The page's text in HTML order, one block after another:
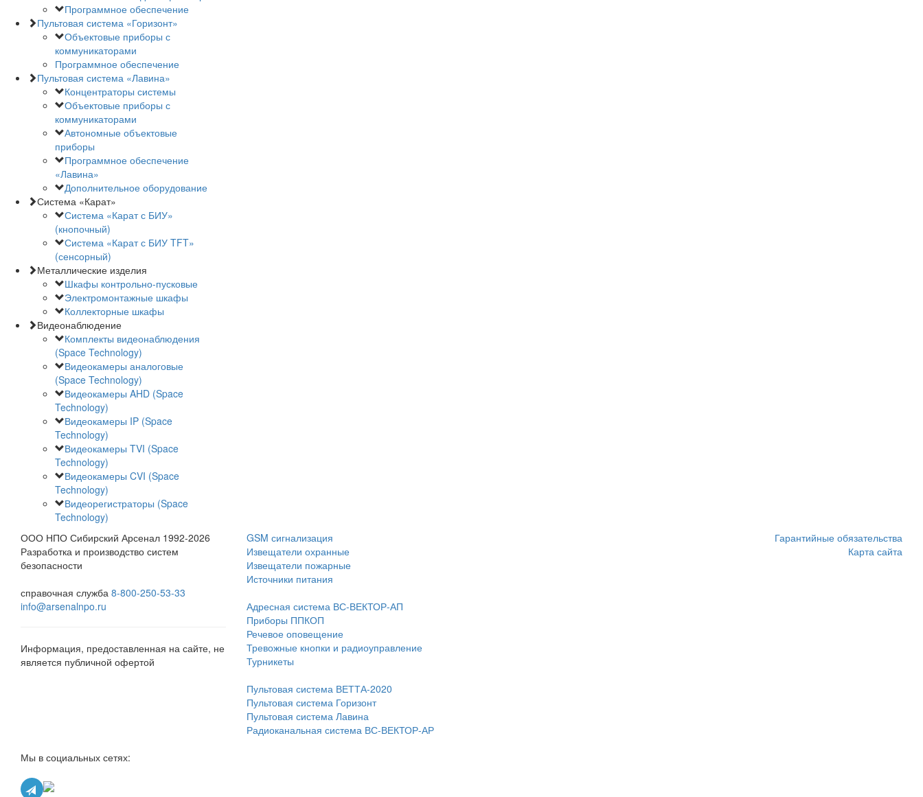
Программное обеспечение
Пультовая система «Горизонт»
Объектовые приборы с
коммуникаторами
Программное обеспечение
Пультовая система «Лавина»
Концентраторы системы
Объектовые приборы с
коммуникаторами
Автономные объектовые
приборы
Программное обеспечение
«Лавина»
Дополнительное оборудование
Система «Карат»
Система «Карат с БИУ»
(кнопочный)
Система «Карат с БИУ TFT»
(сенсорный)
Металлические изделия
Шкафы контрольно-пусковые
Электромонтажные шкафы
Коллекторные шкафы
Видеонаблюдение
Комплекты видеонаблюдения
(Space Technology)
Видеокамеры аналоговые
(Space Technology)
Видеокамеры AHD (Space
Technology)
Видеокамеры IP (Space
Technology)
Видеокамеры TVI (Space
Technology)
Видеокамеры CVI (Space
Technology)
Видеорегистраторы (Space
Technology)
ООО НПО Сибирский Арсенал 1992-2026
Разработка и производство систем
безопасности
справочная служба 8-800-250-53-33
info@arsenalnpo.ru
Информация, предоставленная на сайте, не
является публичной офертой
GSM сигнализация
Извещатели охранные
Извещатели пожарные
Источники питания
Адресная система ВС-ВЕКТОР-АП
Приборы ППКОП
Речевое оповещение
Тревожные кнопки и радиоуправление
Турникеты
Пультовая система ВЕТТА-2020
Пультовая система Горизонт
Пультовая система Лавина
Радиоканальная система ВС-ВЕКТОР-АР
Гарантийные обязательства
Карта сайта
Мы в социальных сетях: